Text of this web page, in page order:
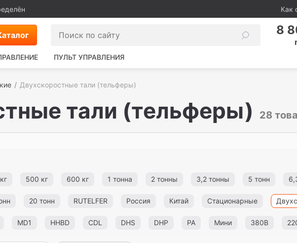
Как
8
ПУЛЬТ УПРАВЛЕНИЯ
Двухскоростные тали (тельферы)
тали (тельферы) 28
500 кг 600 кг 1 тонна 2 тонны 3,2 тонны 5 тонн
20 тонн RUTELFER Россия Китай Стационарные
MD1 HHBD CDL DHS DHP PA Мини 380В